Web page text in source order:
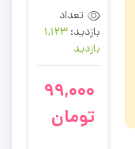
تعداد
بازدید:1,123
بازدید
99,000
تومان